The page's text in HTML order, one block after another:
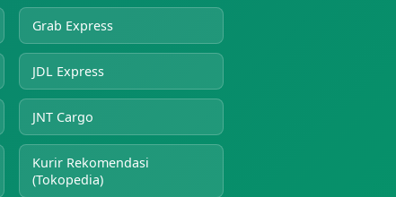
Grab Express
JDL Express
JNT Cargo
Kurir Rekomendasi
(Tokopedia)